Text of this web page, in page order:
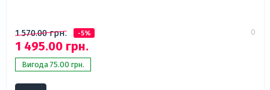
1 570.00 грн. -5%
1 495.00 грн.
Вигода 75.00 грн.
0